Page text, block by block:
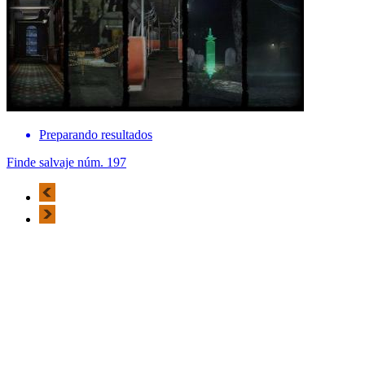
Preparando resultados
Finde salvaje núm. 197